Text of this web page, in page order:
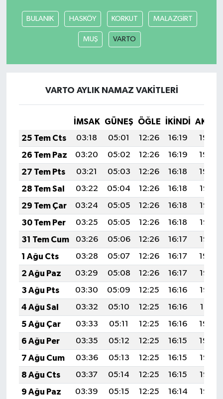
BULANIK HASKÖY KORKUT MALAZGİRT
MUŞ VARTO
VARTO AYLIK NAMAZ VAKITLERI
İMSAK GÜNEŞ ÖĞLE İKINDI
25 Tem Cts
03:18 05:01 12:26 16:19
19:40
26 Tem Paz
03:20 05:02 12:26 16:19
19:40
27 Tem Pts
03:21 05:03 12:26 16:18
19:39
28 Tem Sal
03:22 05:04 12:26 16:18
19:38
29 Tem Çar
03:24 05:05 12:26 16:18
19:37
30 Tem Per
03:25 05:05 12:26 16:18
19:36
31 Tem Cum
03:26 05:06 12:26 16:17
19:35
1 Ağu Cts
03:28 05:07 12:26 16:17
19:34
2 Ağu Paz
03:29 05:08 12:26 16:17
19:33
3 Ağu Pts
03:30 05:09 12:25 16:16
19:32
4 Ağu Sal
03:32 05:10 12:25 16:16
19:31
5 Ağu Çar
03:33 05:11 12:25 16:16
19:30
6 Ağu Per
03:35 05:12 12:25 16:15
19:29
7 Ağu Cum
03:36 05:13 12:25 16:15
19:27
8 Ağu Cts
03:37 05:14 12:25 16:15
19:26
9 Ağu Paz
03:39 05:15 12:25 16:14
19:25
SEÇİM 2011
ÜÇÜNCÜ SAYFA
SİVİL TOPLUM
SEÇİM 2014
KİM KİMDİR
ÇEK GÖNDER
KİTAP
HEDEF2020
OTOMOBİL
MİZAH
TARİH
Genel
Politika